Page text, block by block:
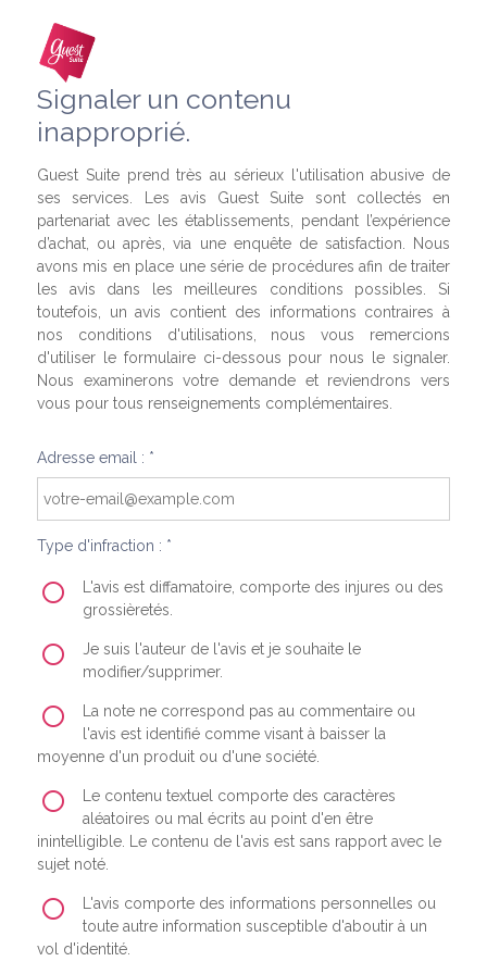
Signaler un contenu
inapproprié.
Guest Suite prend très au sérieux l'utilisation abusive de
ses services. Les avis Guest Suite sont collectés en
partenariat avec les établissements, pendant l’expérience
d’achat, ou après, via une enquête de satisfaction. Nous
avons mis en place une série de procédures afin de traiter
les avis dans les meilleures conditions possibles. Si
toutefois, un avis contient des informations contraires à
nos conditions d'utilisations, nous vous remercions
d'utiliser le formulaire ci-dessous pour nous le signaler.
Nous examinerons votre demande et reviendrons vers
vous pour tous renseignements complémentaires.
Adresse email : *
Type d'infraction : *
L'avis est diffamatoire, comporte des injures ou des
grossièretés.
Je suis l'auteur de l'avis et je souhaite le
modifier/supprimer.
La note ne correspond pas au commentaire ou
l'avis est identifié comme visant à baisser la
moyenne d'un produit ou d'une société.
Le contenu textuel comporte des caractères
aléatoires ou mal écrits au point d'en être
inintelligible. Le contenu de l'avis est sans rapport avec le
sujet noté.
L'avis comporte des informations personnelles ou
toute autre information susceptible d'aboutir à un
vol d'identité.